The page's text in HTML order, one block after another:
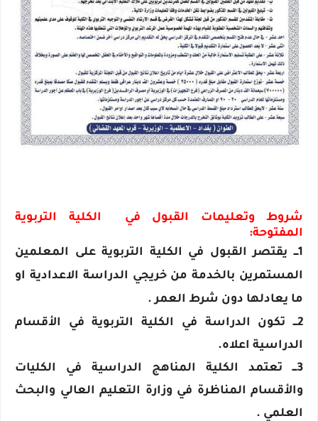
شروط وتعليمات القبول في الكلية التربوية
المفتوحة:
1ـــ يقتصر القبول في الكلية التربوية على المعلمين
المستمرين بالخدمة من خريجي الدراسة الاعدادية او
ما يعادلها دون شرط العمر .
2ـــ تكون الدراسة في الكلية التربوية في الأقسام
الدراسية اعلاه.
3ـــ تعتمد الكلية المناهج الدراسية في الكليات
والأقسام المناظرة في وزارة التعليم العالي والبحث
العلمي .